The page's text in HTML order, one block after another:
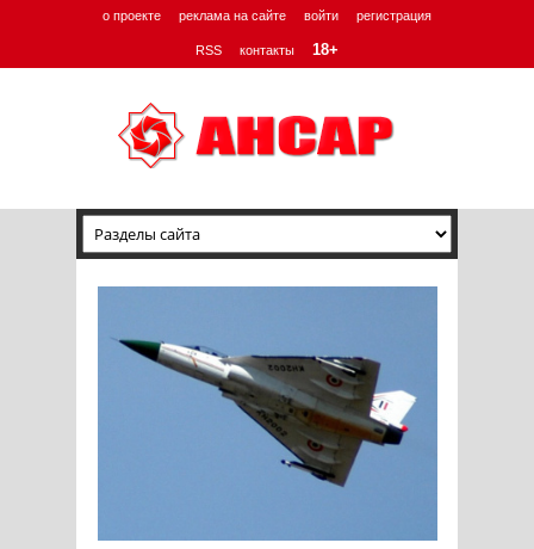
о проекте реклама на сайте войти регистрация
RSS контакты 18+